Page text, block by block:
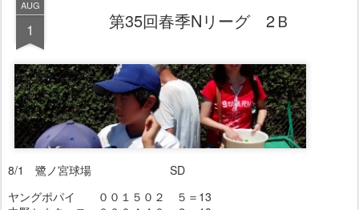
AUG
1 第35回春季Nリーグ 2Ｂ
8/1 鷺ノ宮球場 SD
ヤングポパイ ００１５０２ ５＝13